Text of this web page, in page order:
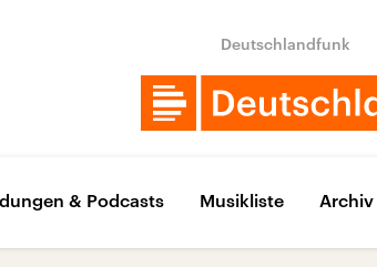
Deutschlandfunk
& Podcasts Musikliste Archiv